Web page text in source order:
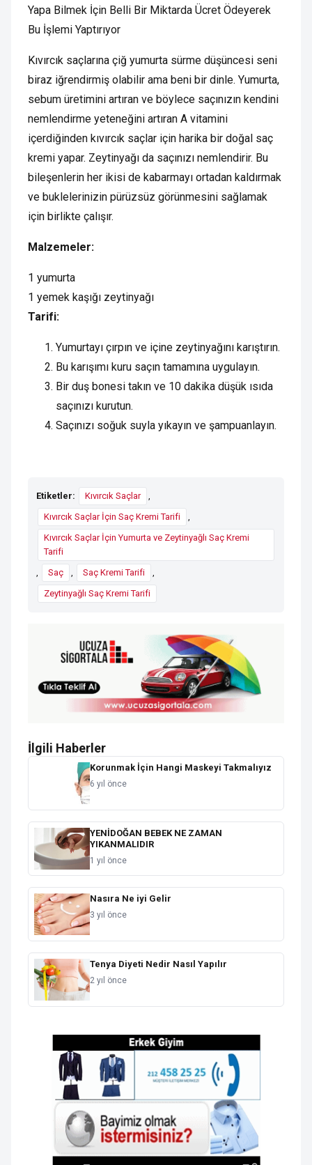
Yapa Bilmek İçin Belli Bir Miktarda Ücret Ödeyerek
Bu İşlemi Yaptırıyor
Kıvırcık saçlarına çiğ yumurta sürme düşüncesi seni
biraz iğrendirmiş olabilir ama beni bir dinle. Yumurta,
sebum üretimini artıran ve böylece saçınızın kendini
nemlendirme yeteneğini artıran A vitamini
içerdiğinden kıvırcık saçlar için harika bir doğal saç
kremi yapar. Zeytinyağı da saçınızı nemlendirir. Bu
bileşenlerin her ikisi de kabarmayı ortadan kaldırmak
ve buklelerinizin pürüzsüz görünmesini sağlamak
için birlikte çalışır.
Malzemeler:
1 yumurta
1 yemek kaşığı zeytinyağı
Tarifi:
Yumurtayı çırpın ve içine zeytinyağını karıştırın.
Bu karışımı kuru saçın tamamına uygulayın.
Bir duş bonesi takın ve 10 dakika düşük ısıda
saçınızı kurutun.
Saçınızı soğuk suyla yıkayın ve şampuanlayın.
Etiketler: Kıvırcık Saçlar
,
Kıvırcık Saçlar İçin Saç Kremi Tarifi
,
Kıvırcık Saçlar İçin Yumurta ve Zeytinyağlı Saç Kremi
Tarifi
,
Saç , Saç Kremi Tarifi
,
Zeytinyağlı Saç Kremi Tarifi
İlgili Haberler
Korunmak İçin Hangi Maskeyi Takmalıyız
6 yıl önce
YENİDOĞAN BEBEK NE ZAMAN
YIKANMALIDIR
1 yıl önce
Nasıra Ne iyi Gelir
3 yıl önce
Tenya Diyeti Nedir Nasıl Yapılır
2 yıl önce